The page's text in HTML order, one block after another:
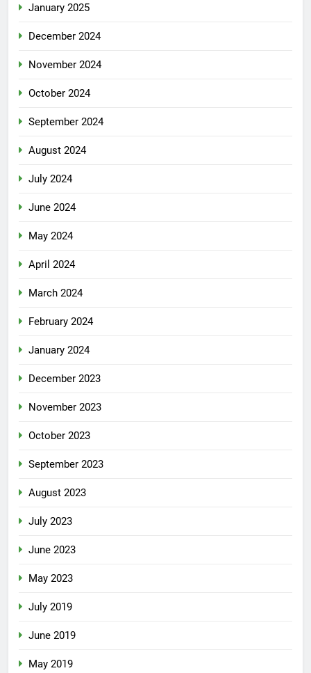
January 2025
December 2024
November 2024
October 2024
September 2024
August 2024
July 2024
June 2024
May 2024
April 2024
March 2024
February 2024
January 2024
December 2023
November 2023
October 2023
September 2023
August 2023
July 2023
June 2023
May 2023
July 2019
June 2019
May 2019